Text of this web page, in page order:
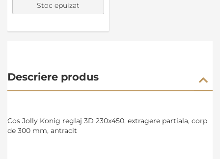
Stoc epuizat
Descriere produs
Cos Jolly Konig reglaj 3D 230x450, extragere partiala, corp
de 300 mm, antracit